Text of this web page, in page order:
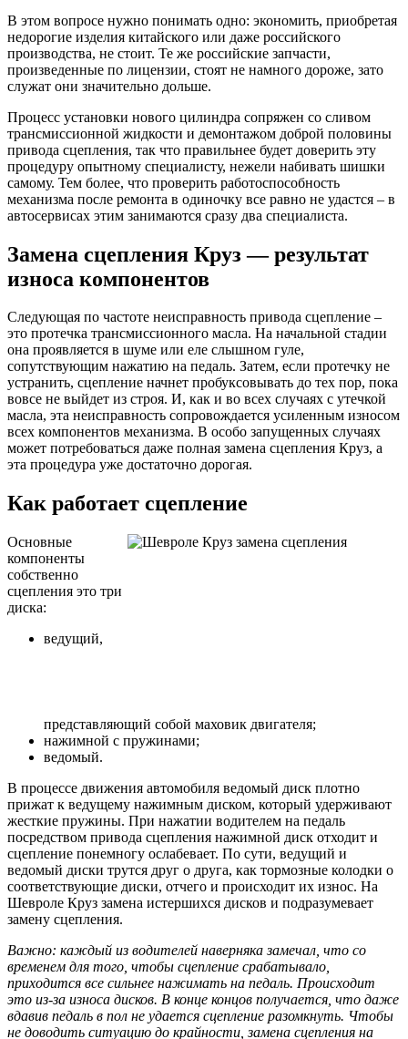
В этом вопросе нужно понимать одно: экономить, приобретая
недорогие изделия китайского или даже российского
производства, не стоит. Те же российские запчасти,
произведенные по лицензии, стоят не намного дороже, зато
служат они значительно дольше.
Процесс установки нового цилиндра сопряжен со сливом
трансмиссионной жидкости и демонтажом доброй половины
привода сцепления, так что правильнее будет доверить эту
процедуру опытному специалисту, нежели набивать шишки
самому. Тем более, что проверить работоспособность
механизма после ремонта в одиночку все равно не удастся – в
автосервисах этим занимаются сразу два специалиста.
Замена сцепления Круз — результат
износа компонентов
Следующая по частоте неисправность привода сцепление –
это протечка трансмиссионного масла. На начальной стадии
она проявляется в шуме или еле слышном гуле,
сопутствующим нажатию на педаль. Затем, если протечку не
устранить, сцепление начнет пробуксовывать до тех пор, пока
вовсе не выйдет из строя. И, как и во всех случаях с утечкой
масла, эта неисправность сопровождается усиленным износом
всех компонентов механизма. В особо запущенных случаях
может потребоваться даже полная замена сцепления Круз, а
эта процедура уже достаточно дорогая.
Как работает сцепление
Основные
компоненты
собственно
сцепления это три
диска:
ведущий,
представляющий собой маховик двигателя;
нажимной с пружинами;
ведомый.
В процессе движения автомобиля ведомый диск плотно
прижат к ведущему нажимным диском, который удерживают
жесткие пружины. При нажатии водителем на педаль
посредством привода сцепления нажимной диск отходит и
сцепление понемногу ослабевает. По сути, ведущий и
ведомый диски трутся друг о друга, как тормозные колодки о
соответствующие диски, отчего и происходит их износ. На
Шевроле Круз замена истершихся дисков и подразумевает
замену сцепления.
Важно: каждый из водителей наверняка замечал, что со
временем для того, чтобы сцепление срабатывало,
приходится все сильнее нажимать на педаль. Происходит
это из-за износа дисков. В конце концов получается, что даже
вдавив педаль в пол не удается сцепление разомкнуть. Чтобы
не доводить ситуацию до крайности, замена сцепления на